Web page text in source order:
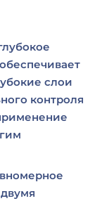
слои
контроля